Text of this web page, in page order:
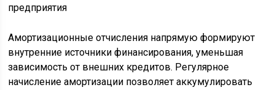
Амортизационные отчисления напрямую формируют
внутренние источники финансирования, уменьшая
зависимость от внешних кредитов. Регулярное
начисление амортизации позволяет аккумулировать